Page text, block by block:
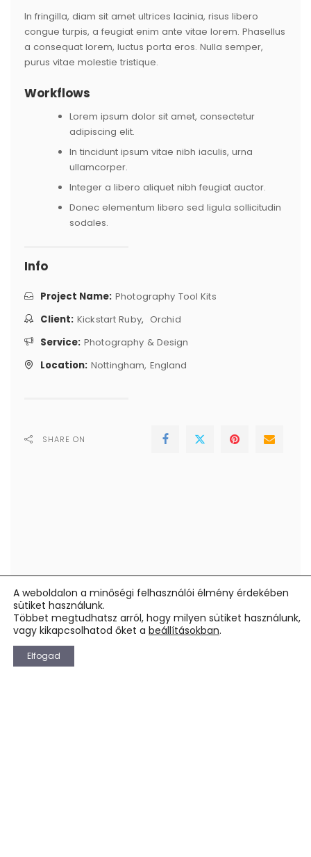
In fringilla, diam sit amet ultrices lacinia, risus libero
congue turpis, a feugiat enim ante vitae lorem. Phasellus
a consequat lorem, luctus porta eros. Nulla semper,
purus vitae molestie tristique.
Workflows
Lorem ipsum dolor sit amet, consectetur
adipiscing elit.
In tincidunt ipsum vitae nibh iaculis, urna
ullamcorper.
Integer a libero aliquet nibh feugiat auctor.
Donec elementum libero sed ligula sollicitudin
sodales.
Info
Project Name: Photography Tool Kits
Client: Kickstart Ruby, Orchid
Service: Photography & Design
Location: Nottingham, England
SHARE ON
A weboldalon a minőségi felhasználói élmény érdekében
sütiket használunk.
Többet megtudhatsz arról, hogy milyen sütiket használunk,
vagy kikapcsolhatod őket a beállításokban.
Elfogad